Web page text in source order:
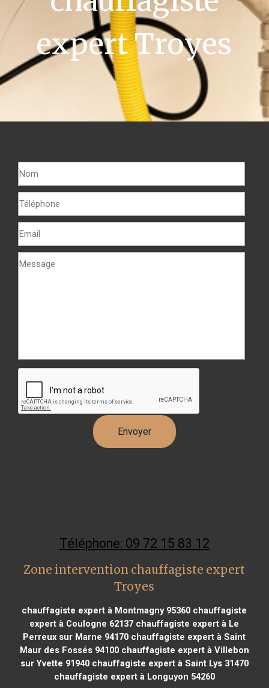
expert Troyes
Téléphone: 09 72 15 83 12
Zone intervention chauffagiste expert
Troyes
chauffagiste expert à Montmagny 95360 chauffagiste
expert à Coulogne 62137 chauffagiste expert à Le
Perreux sur Marne 94170 chauffagiste expert à Saint
Maur des Fossés 94100chauffagiste expert à Villebon
sur Yvette 91940chauffagiste expert à Saint Lys 31470
chauffagiste expert à Longuyon 54260